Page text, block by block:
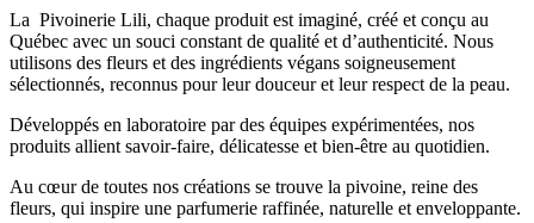
La Pivoinerie Lili, chaque produit est imaginé, créé et conçu au
Québec avec un souci constant de qualité et d’authenticité. Nous
utilisons des fleurs et des ingrédients végans soigneusement
sélectionnés, reconnus pour leur douceur et leur respect de la peau.
Développés en laboratoire par des équipes expérimentées, nos
produits allient savoir-faire, délicatesse et bien-être au quotidien.
Au cœur de toutes nos créations se trouve la pivoine, reine des
fleurs, qui inspire une parfumerie raffinée, naturelle et enveloppante.